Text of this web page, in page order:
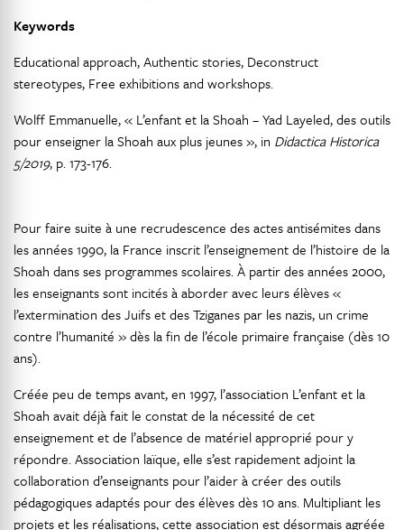
Keywords
Educational approach, Authentic stories, Deconstruct
stereotypes, Free exhibitions and workshops.
Wolff Emmanuelle, « L’enfant et la Shoah – Yad Layeled, des outils
pour enseigner la Shoah aux plus jeunes », in Didactica Historica
5/2019, p. 173-176.
Pour faire suite à une recrudescence des actes antisémites dans
les années 1990, la France inscrit l’enseignement de l’histoire de la
Shoah dans ses programmes scolaires. À partir des années 2000,
les enseignants sont incités à aborder avec leurs élèves «
l’extermination des Juifs et des Tziganes par les nazis, un crime
contre l’humanité » dès la fin de l’école primaire française (dès 10
ans).
Créée peu de temps avant, en 1997, l’association L’enfant et la
Shoah avait déjà fait le constat de la nécessité de cet
enseignement et de l’absence de matériel approprié pour y
répondre. Association laïque, elle s’est rapidement adjoint la
collaboration d’enseignants pour l’aider à créer des outils
pédagogiques adaptés pour des élèves dès 10 ans. Multipliant les
projets et les réalisations, cette association est désormais agréée